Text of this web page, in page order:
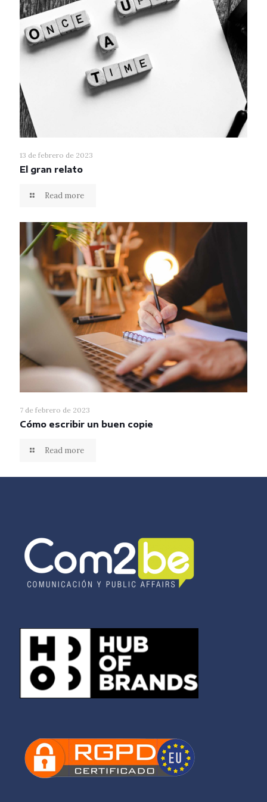
13 de febrero de 2023
El gran relato
Read more
7 de febrero de 2023
Cómo escribir un buen copie
Read more